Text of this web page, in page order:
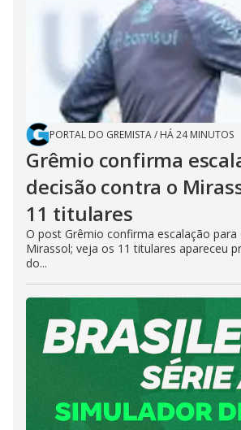
PORTAL DO GREMISTA/ HÁ 24 MINUTOS
Grêmio confirma
decisão contra o
11 titulares
O post Grêmio confirma escalação
Mirassol; veja os 11 titulares apareceu
do...